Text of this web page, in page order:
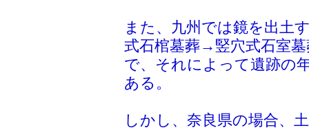
また、九州では鏡を出土
式石棺墓葬→竪穴式石室
で、それによって遺跡の
ある。
しかし、奈良県の場合、